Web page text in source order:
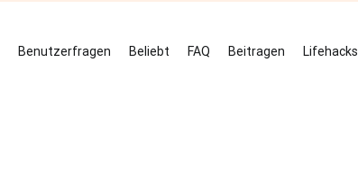
Benutzerfragen Beliebt FAQ Beitragen Lifehacks